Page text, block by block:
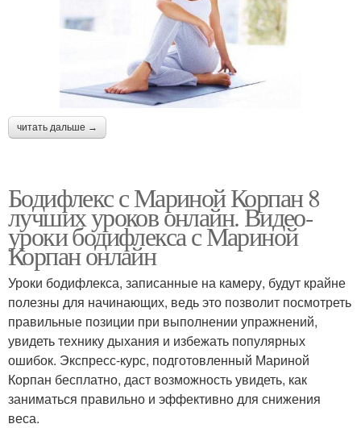
читать дальше →
Бодифлекс с Мариной Корпан 8
лучших уроков онлайн. Видео-
уроки бодифлекса с Мариной
Корпан онлайн
Уроки бодифлекса, записанные на камеру, будут крайне
полезны для начинающих, ведь это позволит посмотреть
правильные позиции при выполнении упражнений,
увидеть технику дыхания и избежать популярных
ошибок. Экспресс-курс, подготовленный Мариной
Корпан бесплатно, даст возможность увидеть, как
заниматься правильно и эффективно для снижения
веса.